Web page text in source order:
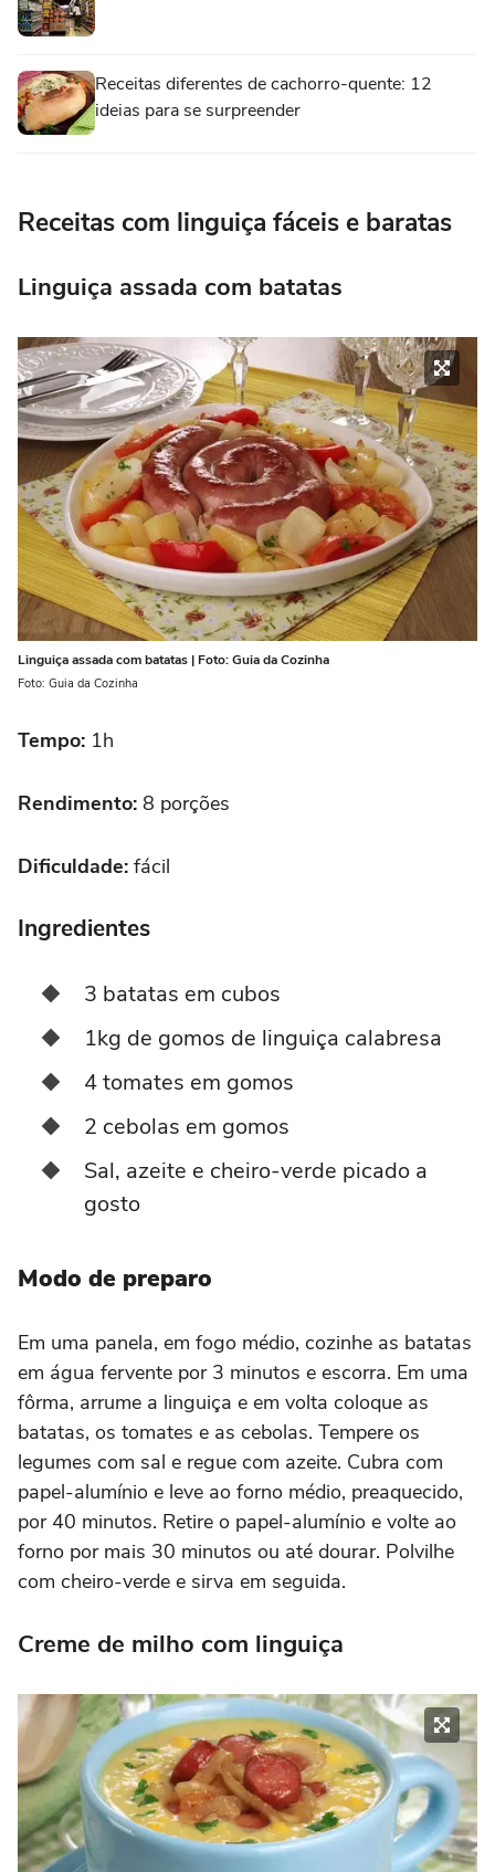
Receitas diferentes de cachorro-quente: 12
ideias para se surpreender
Receitas com linguiça fáceis e baratas
Linguiça assada com batatas
Linguiça assada com batatas | Foto: Guia da Cozinha
Foto: Guia da Cozinha
Tempo: 1h
Rendimento: 8 porções
Dificuldade: fácil
Ingredientes
3 batatas em cubos
1kg de gomos de linguiça calabresa
4 tomates em gomos
2 cebolas em gomos
Sal, azeite e cheiro-verde picado a
gosto
Modo de preparo
Em uma panela, em fogo médio, cozinhe as batatas
em água fervente por 3 minutos e escorra. Em uma
fôrma, arrume a linguiça e em volta coloque as
batatas, os tomates e as cebolas. Tempere os
legumes com sal e regue com azeite. Cubra com
papel-alumínio e leve ao forno médio, preaquecido,
por 40 minutos. Retire o papel-alumínio e volte ao
forno por mais 30 minutos ou até dourar. Polvilhe
com cheiro-verde e sirva em seguida.
Creme de milho com linguiça